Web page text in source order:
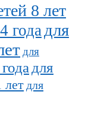
8 лет
года для
для
для
лет для